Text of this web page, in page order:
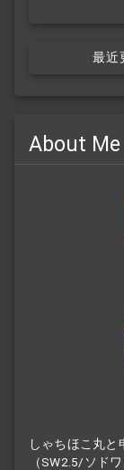
最近
About Me
しゃちほこ丸と
（SW2.5/ソド